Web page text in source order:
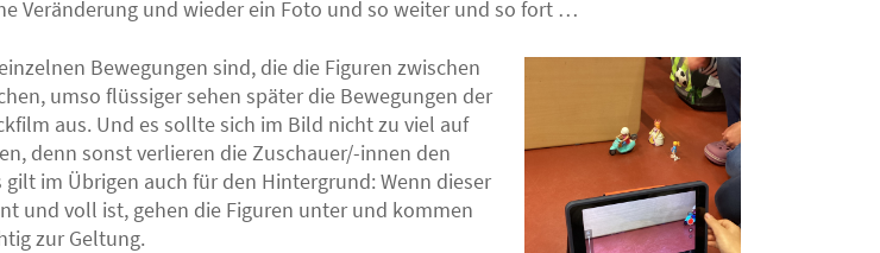
Veränderung und wieder ein Foto und so weiter und so fort …
Bewegungen sind, die die Figuren zwischen
umso flüssiger sehen später die Bewegungen der
aus. Und es sollte sich im Bild nicht zu viel auf
denn sonst verlieren die Zuschauer/-innen den
gilt im Übrigen auch für den Hintergrund: Wenn dieser
und voll ist, gehen die Figuren unter und kommen
zur Geltung.